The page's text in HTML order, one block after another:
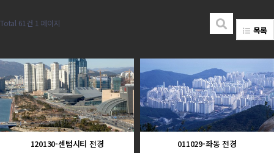
목록
Total 61건 1 페이지
120130-센텀시티 전경 011029-좌동 전경